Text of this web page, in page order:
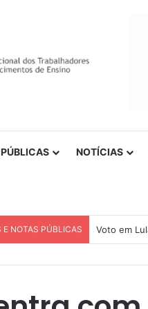
NOTÍCIAS
E NOTAS PÚBLICAS Voto em